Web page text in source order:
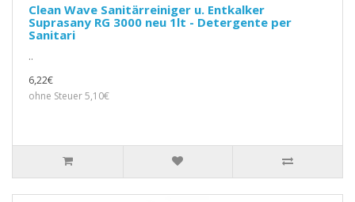
Clean Wave Sanitärreiniger u. Entkalker
Suprasany RG 3000 neu 1lt - Detergente per
Sanitari
..
6,22€
ohne Steuer 5,10€